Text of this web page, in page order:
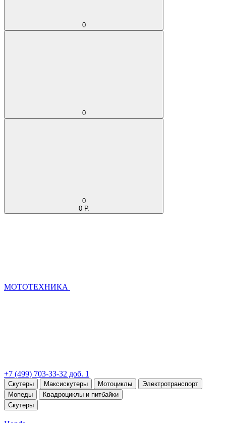
0
0
0
0 Р.
МОТОТЕХНИКА
+7 (499) 703-33-32 доб. 1
Скутеры Максискутеры Мотоциклы
Электротранспорт
Мопеды
Квадроциклы и питбайки
Скутеры